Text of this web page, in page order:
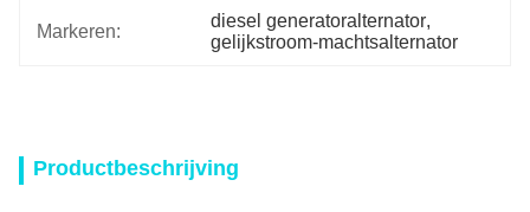
Markeren:
diesel generatoralternator,
gelijkstroom-machtsalternator
Productbeschrijving